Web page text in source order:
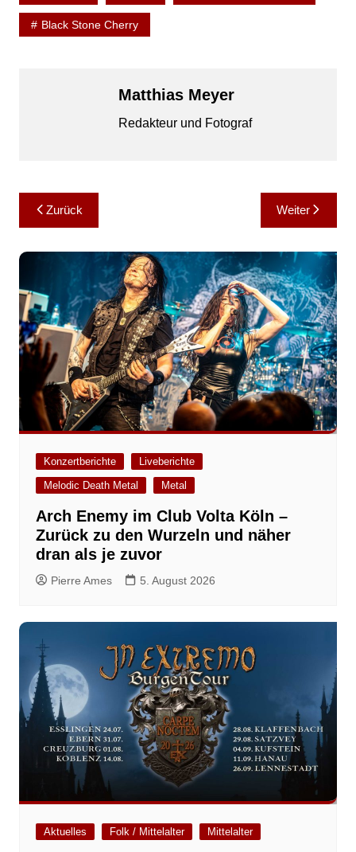
Black Stone Cherry
Matthias Meyer
Redakteur und Fotograf
Beitragsnavigation
Zurück Weiter
Konzertberichte
Liveberichte
Melodic Death Metal
Metal
Arch Enemy im Club Volta Köln –
Zurück zu den Wurzeln und näher
dran als je zuvor
Pierre Ames 5. August 2026
Aktuelles Folk / Mittelalter Mittelalter